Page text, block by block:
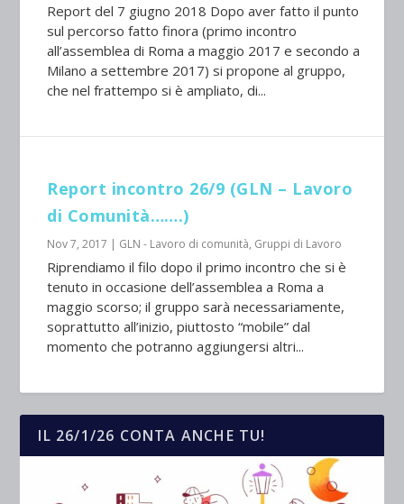
Report del 7 giugno 2018 Dopo aver fatto il punto
sul percorso fatto finora (primo incontro
all’assemblea di Roma a maggio 2017 e secondo a
Milano a settembre 2017) si propone al gruppo,
che nel frattempo si è ampliato, di...
Report incontro 26/9 (GLN – Lavoro
di Comunità…….)
Nov 7, 2017 | GLN - Lavoro di comunità, Gruppi di Lavoro
Riprendiamo il filo dopo il primo incontro che si è
tenuto in occasione dell’assemblea a Roma a
maggio scorso; il gruppo sarà necessariamente,
soprattutto all’inizio, piuttosto “mobile” dal
momento che potranno aggiungersi altri...
IL 26/1/26 CONTA ANCHE TU!